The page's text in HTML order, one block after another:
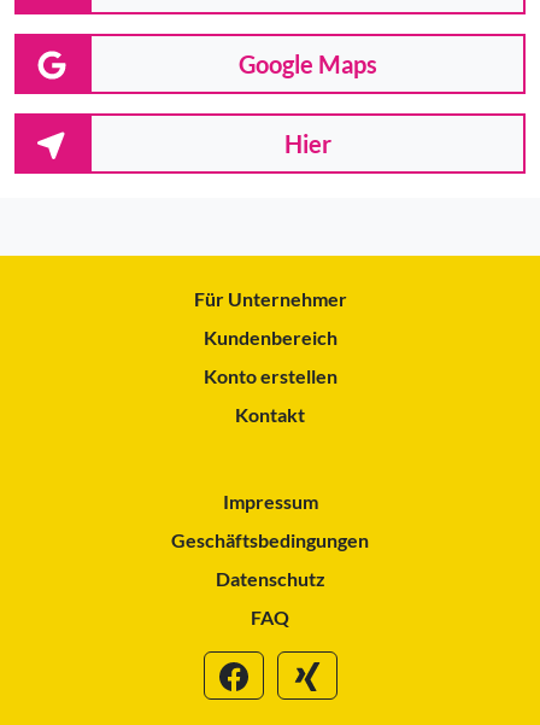
Google Maps
Hier
Für Unternehmer
Kundenbereich
Konto erstellen
Kontakt
Impressum
Geschäftsbedingungen
Datenschutz
FAQ